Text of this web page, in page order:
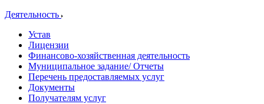
Деятельность
Устав
Лицензии
Финансово-хозяйственная деятельность
Муниципальное задание/ Отчеты
Перечень предоставляемых услуг
Документы
Получателям услуг